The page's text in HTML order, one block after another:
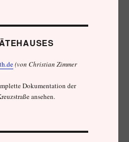
(von Christian Zimmer
Dokumentation der
ansehen.